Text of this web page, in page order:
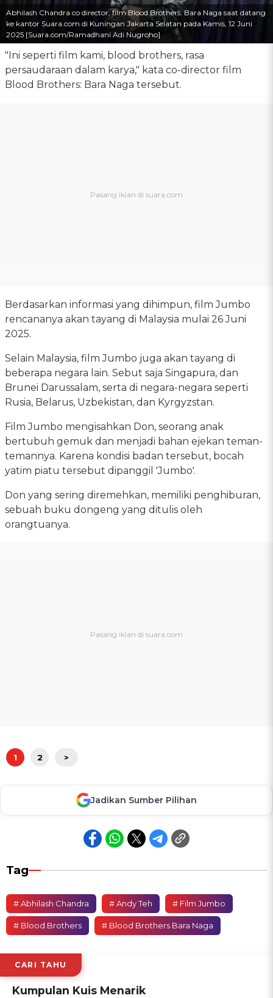
Abhilash Chandra co director, film Blood Brothers: Bara Naga saat datang
ke kantor Suara.com di Kuningan Jakarta Selatan pada Kamis, 12 Juni
2025 [Suara.com/Ramadhani Adi Nugroho]
"Ini seperti film kami, blood brothers, rasa
persaudaraan dalam karya," kata co-director film
Blood Brothers: Bara Naga tersebut.
Berdasarkan informasi yang dihimpun, film Jumbo
rencananya akan tayang di Malaysia mulai 26 Juni
2025.
Selain Malaysia, film Jumbo juga akan tayang di
beberapa negara lain. Sebut saja Singapura, dan
Brunei Darussalam, serta di negara-negara seperti
Rusia, Belarus, Uzbekistan, dan Kyrgyzstan.
Film Jumbo mengisahkan Don, seorang anak
bertubuh gemuk dan menjadi bahan ejekan teman-
temannya. Karena kondisi badan tersebut, bocah
yatim piatu tersebut dipanggil 'Jumbo'.
Don yang sering diremehkan, memiliki penghiburan,
sebuah buku dongeng yang ditulis oleh
orangtuanya.
1 2 >
Jadikan Sumber Pilihan
Tag
# Abhilash Chandra # Andy Teh # Film Jumbo
# Blood Brothers # Blood Brothers Bara Naga
CARI TAHU
Kumpulan Kuis Menarik